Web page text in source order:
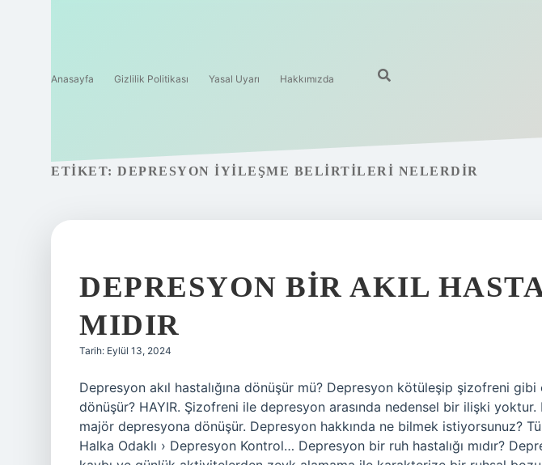
Anasayfa Gizlilik Politikası Yasal Uyarı Hakkımızda
ETIKET: DEPRESYON IYILEŞME BELIRTILERI NELERDIR
DEPRESYON BIR AKIL
MIDIR
Tarih: Eylül 13, 2024
Depresyon akıl hastalığına dönüşür mü? Depresyon kötüleşip şizofreni gibi
dönüşür? HAYIR. Şizofreni ile depresyon arasında nedensel bir ilişki
majör depresyona dönüşür. Depresyon hakkında ne bilmek istiyorsunuz?
Halka Odaklı › Depresyon Kontrol… Depresyon bir ruh hastalığı mıdır?